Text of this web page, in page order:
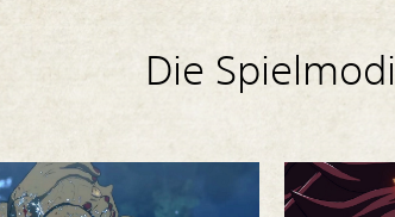
Die Spielmodi